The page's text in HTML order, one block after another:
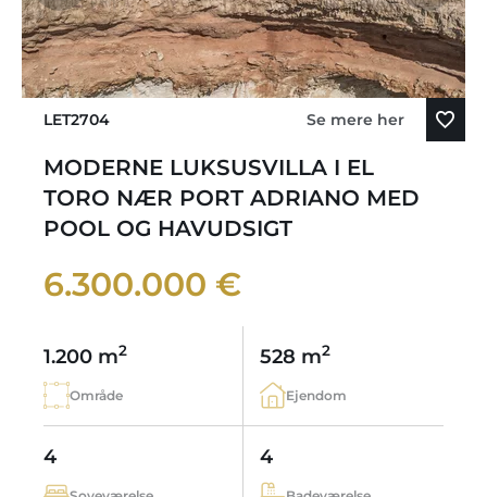
LET2704 Se mere her
MODERNE LUKSUSVILLA I EL
TORO NÆR PORT ADRIANO MED
POOL OG HAVUDSIGT
6.300.000 €
1.200 m2
Område
528 m2
Ejendom
4 4